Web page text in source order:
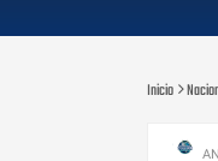
Inicio